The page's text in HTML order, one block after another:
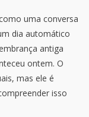
uma conversa
dia automático
antiga
ontem. O
mas ele é
isso